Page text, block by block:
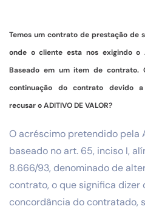
Temos um contrato de prestação de
onde o cliente esta nos exigindo o
Baseado em um item de contrato.
continuação do contrato devido a
recusar o ADITIVO DE VALOR?
O acréscimo pretendido pela
baseado no art. 65, inciso I,
8.666/93, denominado de
contrato, o que significa dizer
concordância do contratado,